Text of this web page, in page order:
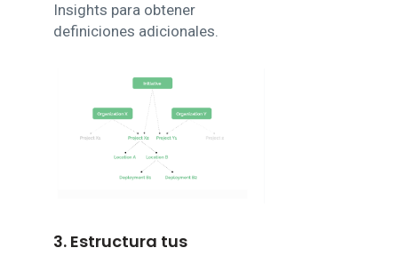
Insights para obtener
definiciones adicionales.
3. Estructura tus